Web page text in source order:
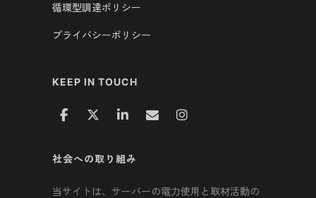
循環型調達ポリシー
プライバシーポリシー
KEEP IN TOUCH
社会への取り組み
当サイトは、サーバーの電力使用と取材活動の